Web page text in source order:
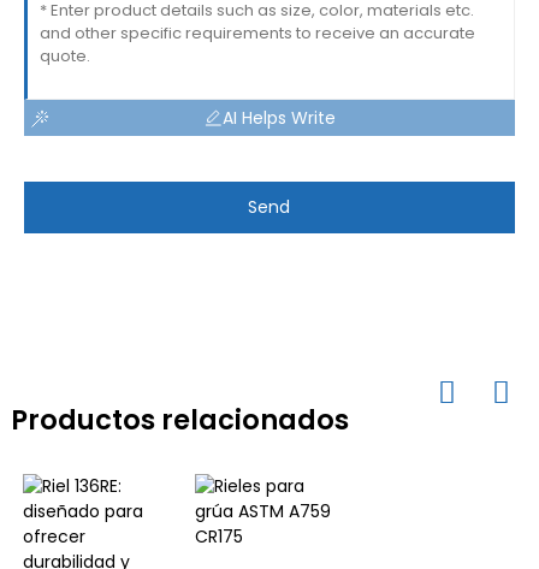
AI Helps Write
Send
Productos relacionados